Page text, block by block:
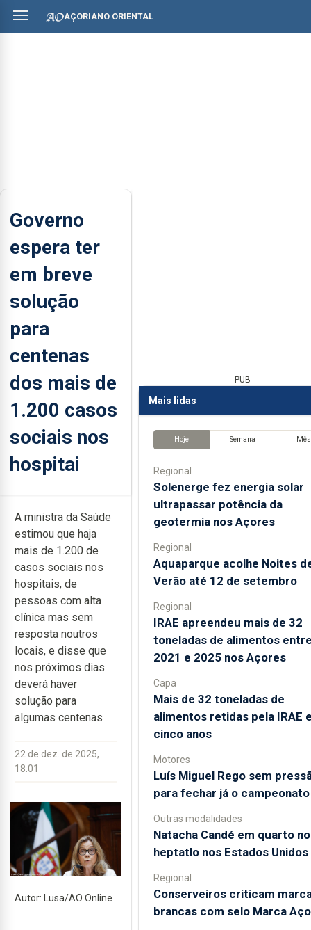
AÇORIANO ORIENTAL
Governo
espera ter
em breve
solução
para
centenas
dos mais de
1.200 casos
sociais nos
hospitai
A ministra da Saúde
estimou que haja
mais de 1.200 de
casos sociais nos
hospitais, de
pessoas com alta
clínica mas sem
resposta noutros
locais, e disse que
nos próximos dias
deverá haver
solução para
algumas centenas
22 de dez. de 2025,
18:01
Autor: Lusa/AO Online
PUB
Mais lidas
Hoje Semana Mês
Regional
Solenerge fez energia solar
ultrapassar potência da
geotermia nos Açores
Regional
Aquaparque acolhe Noites
Verão até 12 de setembro
Regional
IRAE apreendeu mais de 32
toneladas de alimentos
2021 e 2025 nos Açores
Capa
Mais de 32 toneladas de
alimentos retidas pela IRAE
cinco anos
Motores
Luís Miguel Rego sem
para fechar já o campeonato
Outras modalidades
Natacha Candé em quarto no
heptatlo nos Estados Unidos
Regional
Conserveiros criticam
brancas com selo Marca